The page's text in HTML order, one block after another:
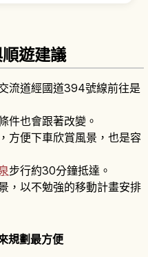
遊建議
流道經國道394號線前往是
件也會跟著改變。
方便下車欣賞風景，也是容
步行約30分鐘抵達。
，以不勉強的移動計畫安排
規劃最方便